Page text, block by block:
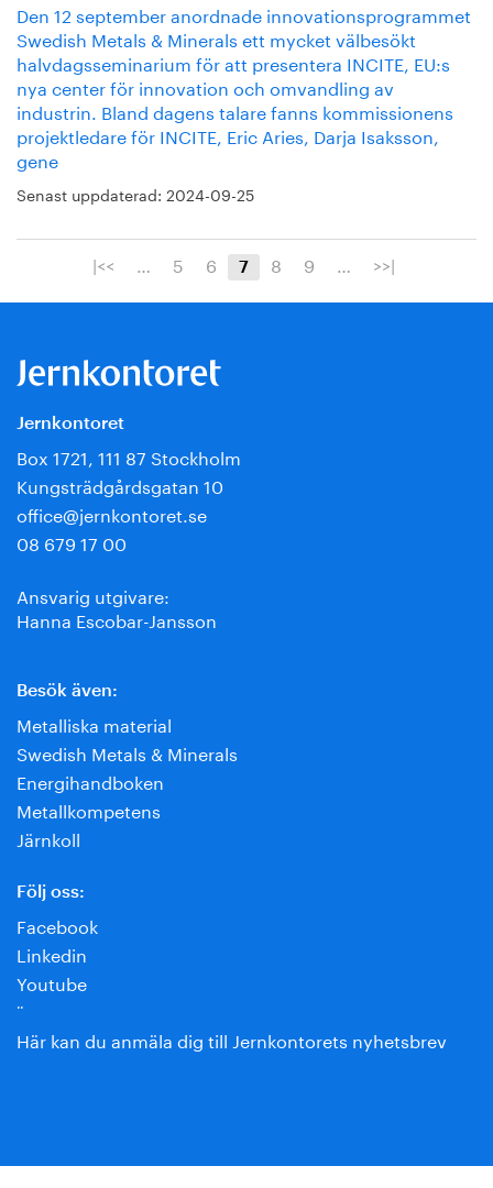
Den 12 september anordnade innovationsprogrammet
Swedish Metals & Minerals ett mycket välbesökt
halvdagsseminarium för att presentera INCITE, EU:s
nya center för innovation och omvandling av
industrin. Bland dagens talare fanns kommissionens
projektledare för INCITE, Eric Aries, Darja Isaksson,
gene
Senast uppdaterad: 2024-09-25
|<< … 5 6 7 8 9 … >>|
Jernkontoret
Box 1721, 111 87 Stockholm
Kungsträdgårdsgatan 10
office@jernkontoret.se
08 679 17 00
Ansvarig utgivare:
Hanna Escobar-Jansson
Besök även:
Metalliska material
Swedish Metals & Minerals
Energihandboken
Metallkompetens
Järnkoll
Följ oss:
Facebook
Linkedin
Youtube
¨
Här kan du anmäla dig till Jernkontorets nyhetsbrev